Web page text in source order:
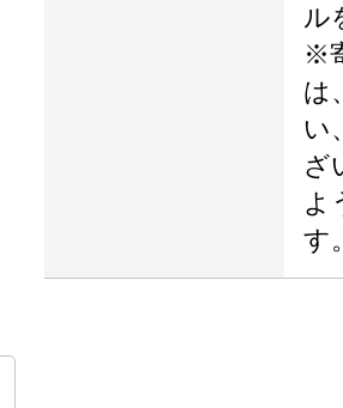
ル
※
は
い
ざ
よ
す。